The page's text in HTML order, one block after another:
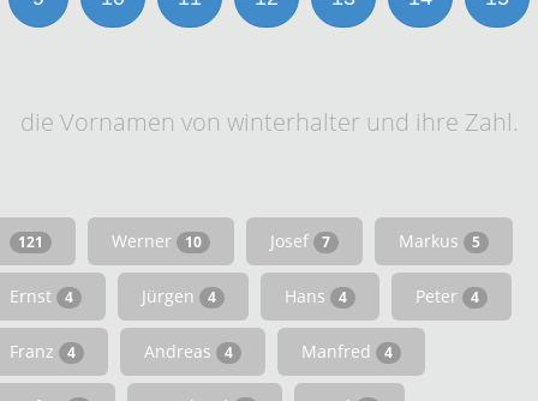
die Vornamen von winterhalter und ihre Zahl.
121 Werner 10 Josef 7 Markus 5
Ernst 4 Jürgen 4 Hans 4 Peter 4
Franz 4 Andreas 4 Manfred 4